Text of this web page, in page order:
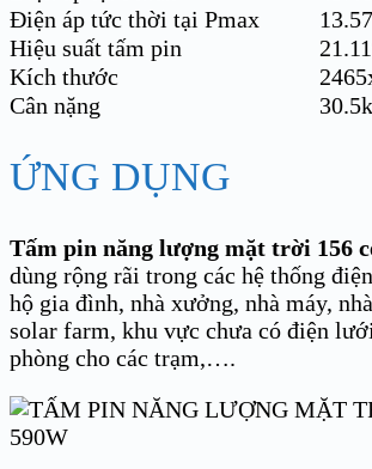
Điện áp tức thời tại Pmax
Hiệu suất tấm pin
Kích thước
Cân nặng
ỨNG DỤNG
Tấm pin năng lượng mặt trời 156
dùng rộng rãi trong các hệ thống
hộ gia đình, nhà xưởng, nhà máy,
solar farm, khu vực chưa có điện
phòng cho các trạm,….